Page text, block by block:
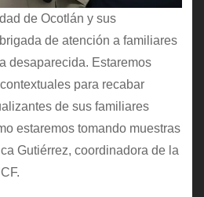
de Ocotlán y sus
de atención a familiares
desaparecida. Estaremos
para recabar
de sus familiares
estaremos tomando muestras
Gutiérrez, coordinadora de la